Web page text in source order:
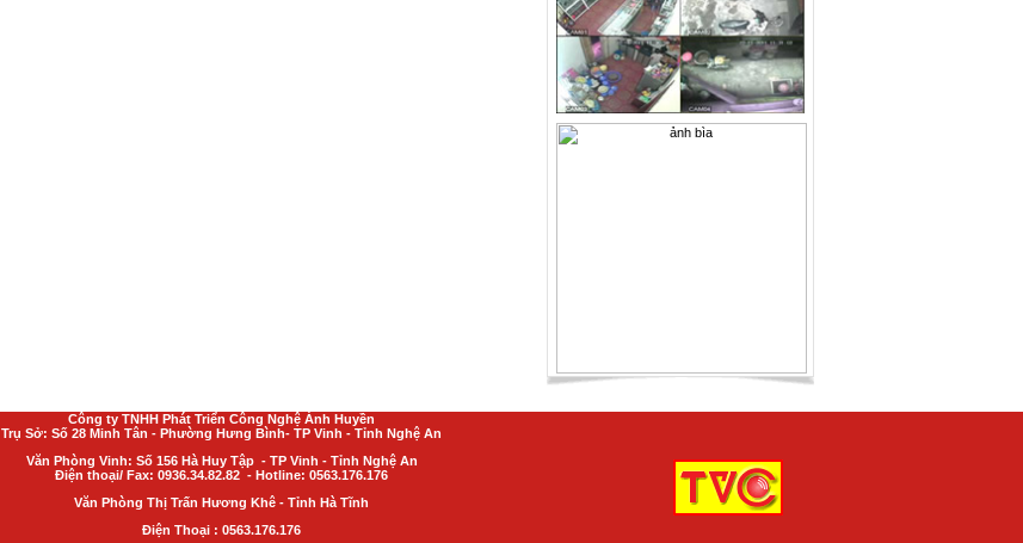
Công ty TNHH Phát Triển Công Nghệ Ánh Huyền
Trụ Sở: Số 28 Minh Tân - Phường Hưng Bình- TP Vinh - Tỉnh Nghệ An
Văn Phòng Vinh: Số 156 Hà Huy Tập - TP Vinh - Tỉnh Nghệ An
Điện thoại/ Fax: 0936.34.82.82 - Hotline: 0563.176.176
Văn Phòng Thị Trấn Hương Khê - Tỉnh Hà Tĩnh
Điện Thoại : 0563.176.176